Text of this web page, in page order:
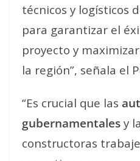
técnicos y logísticos
para garantizar el
proyecto y
la región”, señala el
“Es crucial que las
gubernamentales y
constructoras